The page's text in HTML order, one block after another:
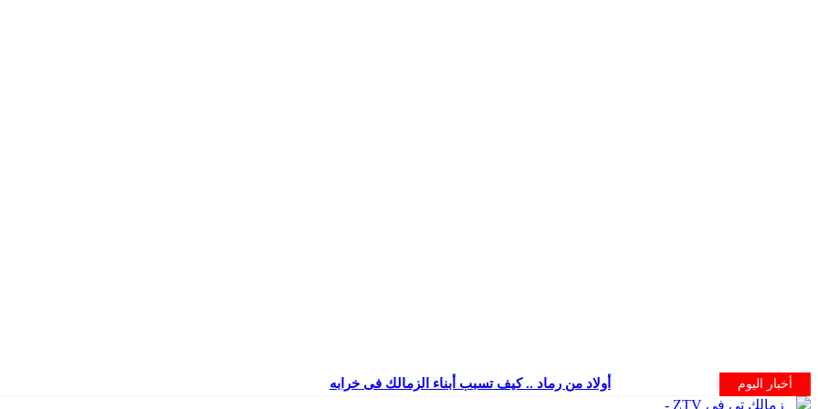
أخبار اليوم
أولاد من رماد .. كيف تسبب أبناء الزمالك فى خرابه